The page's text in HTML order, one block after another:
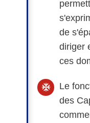
de
diriger
ces
Le
des